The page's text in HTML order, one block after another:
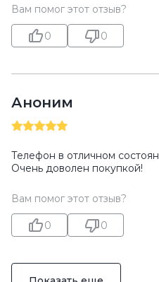
Вам помог этот отзыв?
0 0
Аноним
Телефон в отличном
Очень доволен покупкой!
Вам помог этот отзыв?
0 0